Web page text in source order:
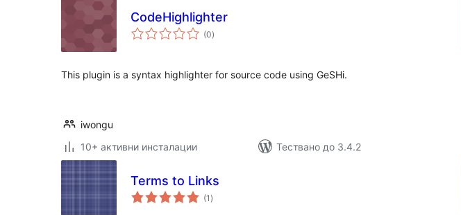
CodeHighlighter
(0общо
оценки
)
This plugin is a syntax highlighter for source code using GeSHi.
iwongu
10+ активни инсталации
Тествано до 3.4.2
Terms to Links
(1 общо
оценки
)